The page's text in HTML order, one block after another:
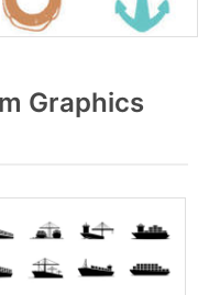
Graphics